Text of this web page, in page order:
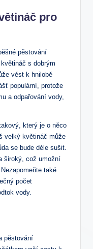
pro
pěstování
s dobrým
vést k hnilobě
populární, protože
a odpařování vody,
který je o něco
velký květináč může
se bude déle sušit.
široký, což umožní
také
počet
vody.
pěstování